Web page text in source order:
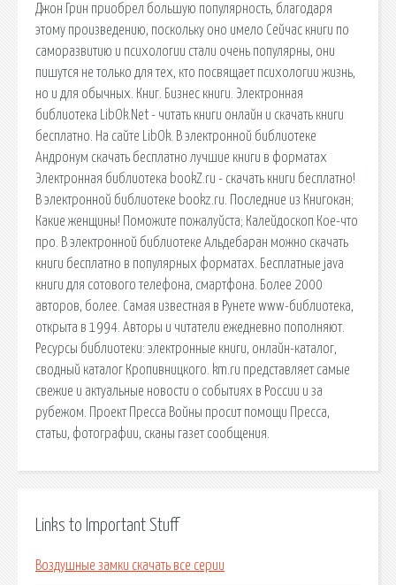
Джон Грин приобрел большую популярность, благодаря
этому произведению, поскольку оно имело Сейчас книги по
саморазвитию и психологии стали очень популярны, они
пишутся не только для тех, кто посвящает психологии жизнь,
но и для обычных. Книг. Бизнес книги. Электронная
библиотека LibOk.Net - читать книги онлайн и скачать книги
бесплатно. На сайте LibOk. В электронной библиотеке
Андронум скачать бесплатно лучшие книги в форматах
Электронная библиотека bookZ.ru - скачать книги бесплатно!
В электронной библиотеке bookz.ru. Последние из Книгокан;
Какие женщины! Поможите пожалуйста; Калейдоскоп Кое-что
про. В электронной библиотеке Альдебаран можно скачать
книги бесплатно в популярных форматах. Бесплатные java
книги для сотового телефона, смартфона. Более 2000
авторов, более. Самая известная в Рунете www-библиотека,
открыта в 1994. Авторы и читатели ежедневно пополняют.
Ресурсы библиотеки: электронные книги, онлайн-каталог,
сводный каталог Кропивницкого. km.ru представляет самые
свежие и актуальные новости о событиях в России и за
рубежом. Проект Пресса Войны просит помощи Пресса,
статьи, фотографии, сканы газет сообщения.
Links to Important Stuff
Воздушные замки скачать все серии